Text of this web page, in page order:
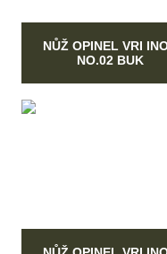
NŮŽ OPINEL VRI
NO.02 BUK